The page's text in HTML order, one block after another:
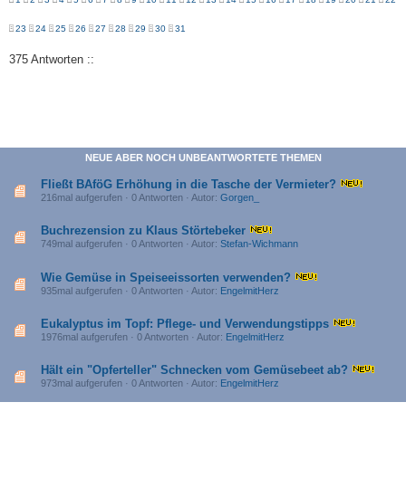
23 24 25 26 27 28 29 30 31
375 Antworten ::
NEUE ABER NOCH UNBEANTWORTETE THEMEN
Fließt BAföG Erhöhung in die Tasche der Vermieter?
216mal aufgerufen · 0 Antworten · Autor: Gorgen_
Buchrezension zu Klaus Störtebeker
749mal aufgerufen · 0 Antworten · Autor: Stefan-Wichmann
Wie Gemüse in Speiseeissorten verwenden?
935mal aufgerufen · 0 Antworten · Autor: EngelmitHerz
Eukalyptus im Topf: Pflege- und Verwendungstipps
1976mal aufgerufen · 0 Antworten · Autor: EngelmitHerz
Hält ein "Opferteller" Schnecken vom Gemüsebeet ab?
973mal aufgerufen · 0 Antworten · Autor: EngelmitHerz